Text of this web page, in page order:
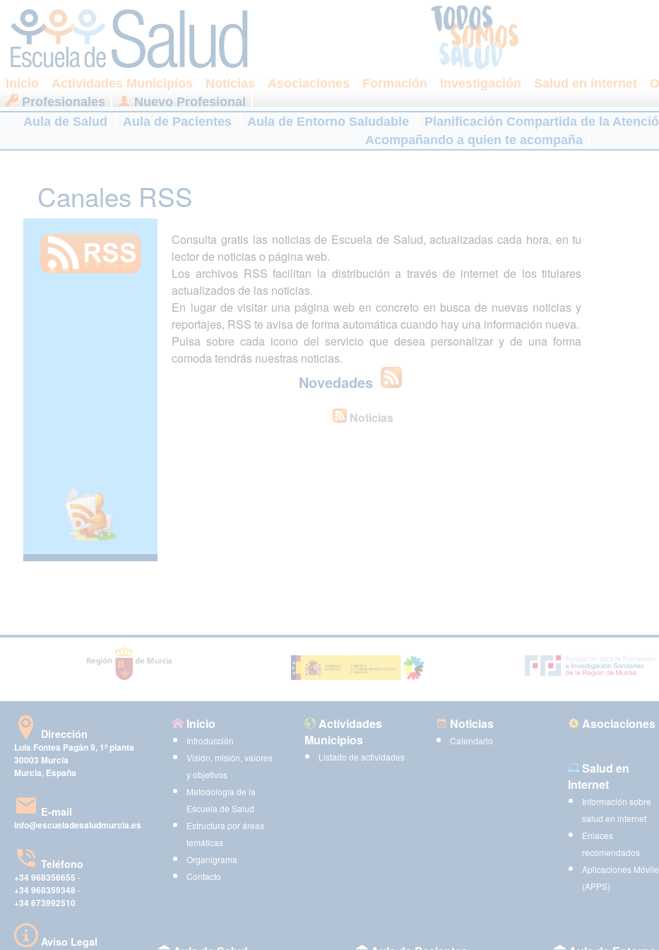
Inicio Actividades Municipios Noticias Asociaciones Formación Investigación Salud en internet
Profesionales
Nuevo Profesional
Aula de Salud
Aula de Pacientes Aula de Entorno Saludable Planificación Compartida de la
Acompañando a quien te acompaña
Canales RSS
Consulta gratis las noticias de Escuela de Salud, actualizadas cada hora, en tu
lector de noticias o página web.
Los archivos RSS facilitan la distribución a través de internet de los titulares
actualizados de las noticias.
En lugar de visitar una página web en concreto en busca de nuevas noticias y
reportajes, RSS te avisa de forma automática cuando hay una información nueva.
Pulsa sobre cada icono del servicio que desea personalizar y de una forma
comoda tendrás nuestras noticias.
Novedades
Noticias
Dirección
Luis Fontes Pagán 9, 1ª planta
30003 Murcia
Murcia, España
E-mail
info@escueladesaludmurcia.es
Teléfono
+34 968356655 -
+34 968359348 -
+34 673992510
Aviso Legal
Inicio
Introducción
Visión, misión, valores
y objetivos
Metodología de la
Escuela de Salud
Estructura por áreas
temáticas
Organigrama
Contacto
Actividades
Municipios
Listado de actividades
Noticias
Calendario
Asociaciones
Salud en
Internet
Información sobre
salud en internet
Enlaces
recomendados
Aplicaciones
(APPS)